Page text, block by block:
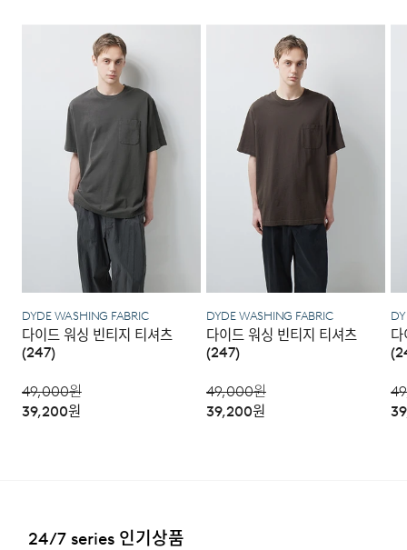
이루는 체스트 포켓 디테일로 실용성을 높였으며, 시간이
흐를수록 더해지는 빈티지한 멋이 매력적인 아이템입니다.
제조연월 2025년 01월
(해당 정보는 실제 상품과
상이할 수 있음. 정확한 제조일은 제품
별도 표기 참고)
품질보증기준
코오롱 인더스트리㈜FnC부문 제품의
품질보증기간은 구입일로부터 1년,
입점사 제품의 경우, 업체마다 다를 수
있음 그 외 기준은 관련법 및
소비자분쟁해결 규정에 따름
a/s책임자와
전화번호
코오롱인더스트리(주)FnC부문 1588-
7667
물세탁은 되지 않는다.
[매장직배송]
·일부 상품의 경우, 지정된 매장에서 직접 배송이 이루어집
·지정된 매장의 재고 부족시 타매장에서 재고를 수급하여 배
송하므로 3~7일이 소요됩니다.
* 예약 및 공동구매와 같은 특정 상품의 경우, 사전에 공지
된 발송일에 일괄 배송됩니다.
전국배송 가능 (제주도나 기타도서 지방은 별도의 요금이 부
과됩니다.)
편의점 픽업 가능 상품에 한하여 주문 시 배송 주소에 원하
시는 GS25 편의점을 선택하여 수령 가능하며 상품 도착 시
배송비
·반품에 의한 선환불은 불가능 하며, 반품 상품이 물류센터
로 입고된 후 상품의 이상 유무를 확인한 후에 환불처리 해
1. 교환 & 반품시 주의사항
·교환 및 반품은 제품 수령 후 7일 이내에 가능합니다.
·상품은 착용한 흔적이 있거나, 상품tag가 손상된 경우 교
환/반품/환불이 불가합니다. 교환시 맞교환은 불가능하며,
상품 입고 후 교환을 원하시는 제품으로 배송해드립니다.
·교환 및 반품내역이 접수되지 않거나, 지정된 반송처로 반
송되지 않을 시, 교환/반품/환불 절차가 지연되오니 양해
부탁 드립니다.
테이프 등으로 안전하게 포장하여 발송해 주시기 바랍니다.
접수해주세요.
하여 보내주시기 바랍니다. (택배비는 선불 지급입니다.)
·일반적인 수선 기간은 배송 기간 포함하여 약 10일 이내이
나, 수선의 난이도와 원부자재 수급 상황에 따라 달라질 수
있습니다.
·자세한 수선 접수 방법과 수선 비용은 아래 '수선품 접수 자
세히 보기'를 통해 확인 가능합니다.
수선품 접수 자세히 보기
DYDE WASHING FABRIC
다이드 워싱 빈티지 티셔츠
(247)
49,000원
39,200원
DYDE WASHING FABRIC
다이드 워싱 빈티지 티셔츠
(247)
49,000원
39,200원
24/7 series 인기상품